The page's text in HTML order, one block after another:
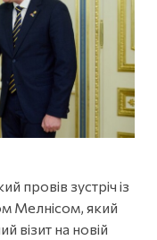
провів зустріч із
Мелнісом, який
візит на новій